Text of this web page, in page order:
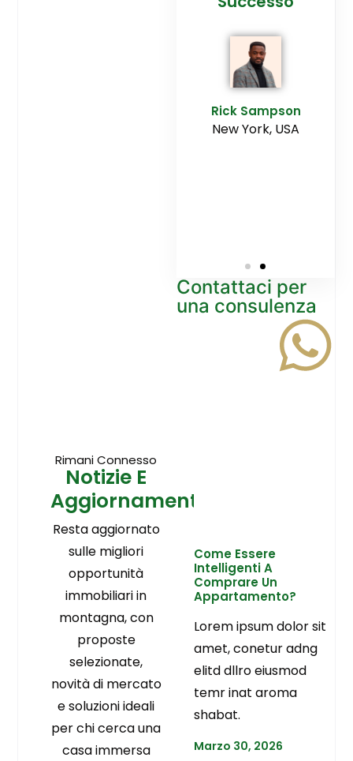
Rick Sampson
New York, USA
Contattaci per
una consulenza
Rimani Connesso
Notizie E
Aggiornamenti
Resta aggiornato
sulle migliori
opportunità
immobiliari in
montagna, con
proposte
selezionate,
novità di mercato
e soluzioni ideali
per chi cerca una
casa immersa
Come Essere
Intelligenti A
Comprare Un
Appartamento?
Lorem ipsum dolor sit
amet, conetur adng
elitd dllro eiusmod
temr inat aroma
shabat.
Marzo 30, 2026